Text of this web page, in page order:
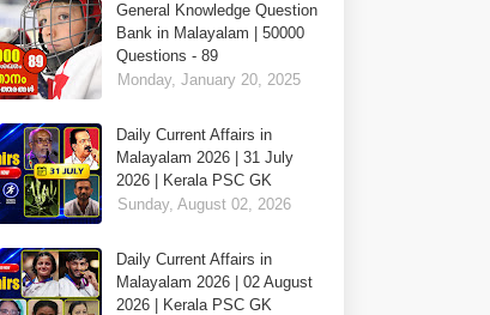
General Knowledge Question
Bank in Malayalam | 50000
Questions - 89
Monday, January 20, 2025
Daily Current Affairs in
Malayalam 2026 | 31 July
2026 | Kerala PSC GK
Sunday, August 02, 2026
Daily Current Affairs in
Malayalam 2026 | 02 August
2026 | Kerala PSC GK